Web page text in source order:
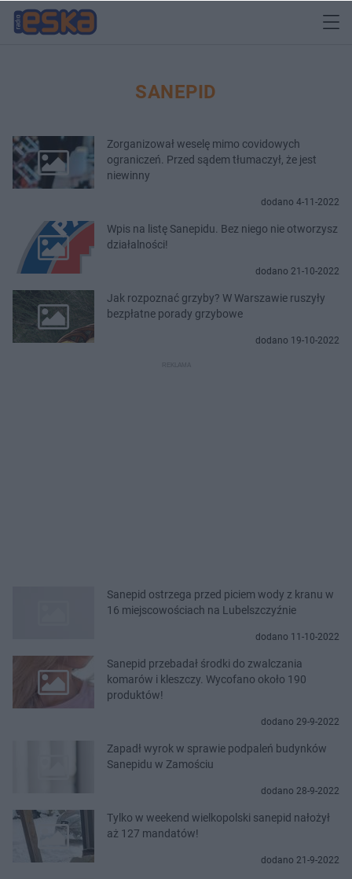
SANEPID
Zorganizował weselę mimo covidowych
ograniczeń. Przed sądem tłumaczył, że jest
niewinny
dodano 4-11-2022
Wpis na listę Sanepidu. Bez niego nie otworzysz
działalności!
dodano 21-10-2022
Jak rozpoznać grzyby? W Warszawie ruszyły
bezpłatne porady grzybowe
dodano 19-10-2022
Sanepid ostrzega przed piciem wody z kranu w
16 miejscowościach na Lubelszczyźnie
dodano 11-10-2022
Sanepid przebadał środki do zwalczania
komarów i kleszczy. Wycofano około 190
produktów!
dodano 29-9-2022
Zapadł wyrok w sprawie podpaleń budynków
Sanepidu w Zamościu
dodano 28-9-2022
Tylko w weekend wielkopolski sanepid nałożył
aż 127 mandatów!
dodano 21-9-2022